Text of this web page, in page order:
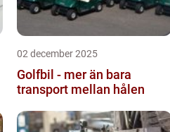
02 december 2025
Golfbil - mer än bara
transport mellan hålen